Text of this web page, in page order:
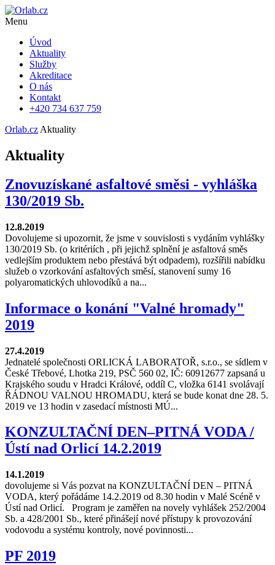
Menu
Úvod
Aktuality
Služby
Akreditace
O nás
Kontakt
+420 734 637 759
Orlab.cz Aktuality
Aktuality
Znovuzískané asfaltové směsi - vyhláška
130/2019 Sb.
12.8.2019
Dovolujeme si upozornit, že jsme v souvislosti s vydáním vyhlášky
130/2019 Sb. (o kritériích , při jejichž splnění je asfaltová směs
vedlejším produktem nebo přestává být odpadem), rozšířili nabídku
služeb o vzorkování asfaltových směsí, stanovení sumy 16
polyaromatických uhlovodíků a na...
Informace o konání "Valné hromady"
2019
27.4.2019
Jednatelé společnosti ORLICKÁ LABORATOŘ, s.r.o., se sídlem v
České Třebové, Lhotka 219, PSČ 560 02, IČ: 60912677 zapsaná u
Krajského soudu v Hradci Králové, oddíl C, vložka 6141 svolávají
ŘÁDNOU VALNOU HROMADU, která se bude konat dne 28. 5.
2019 ve 13 hodin v zasedací místnosti MÚ...
KONZULTAČNÍ DEN–PITNÁ VODA /
Ústí nad Orlicí 14.2.2019
14.1.2019
dovolujeme si Vás pozvat na KONZULTAČNÍ DEN – PITNÁ
VODA, který pořádáme 14.2.2019 od 8.30 hodin v Malé Scéně v
Ústí nad Orlicí. Program je zaměřen na novely vyhlášek 252/2004
Sb. a 428/2001 Sb., které přinášejí nové přístupy k provozování
vodovodu a systému kontroly, nové povinnosti...
PF 2019